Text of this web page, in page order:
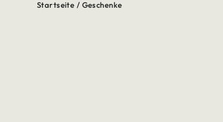
Startseite / Geschenke